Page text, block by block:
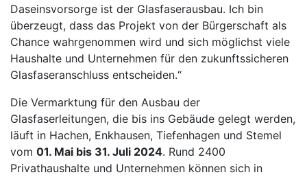
Daseinsvorsorge ist der Glasfaserausbau. Ich bin
überzeugt, dass das Projekt von der Bürgerschaft als
Chance wahrgenommen wird und sich möglichst viele
Haushalte und Unternehmen für den zukunftssicheren
Glasfaseranschluss entscheiden.“
Die Vermarktung für den Ausbau der
Glasfaserleitungen, die bis ins Gebäude gelegt werden,
läuft in Hachen, Enkhausen, Tiefenhagen und Stemel
vom 01. Mai bis 31. Juli 2024. Rund 2400
Privathaushalte und Unternehmen können sich in